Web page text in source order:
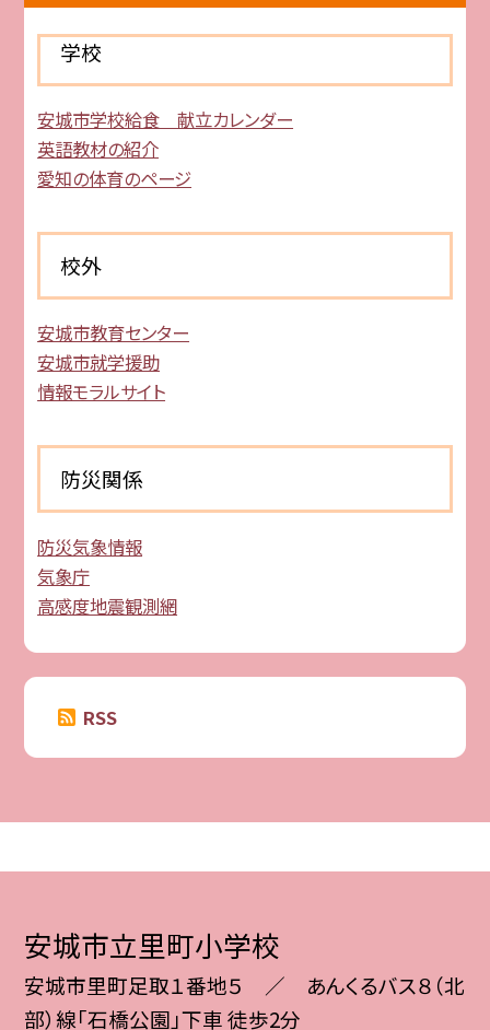
学校
安城市学校給食 献立カレンダー
英語教材の紹介
愛知の体育のページ
校外
安城市教育センター
安城市就学援助
情報モラルサイト
防災関係
防災気象情報
気象庁
高感度地震観測網
RSS
安城市立里町小学校
安城市里町足取１番地５ ／ あんくるバス８（北
部）線「石橋公園」下車 徒歩2分